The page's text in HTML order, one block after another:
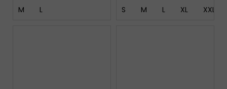
M L S M L XL XXL